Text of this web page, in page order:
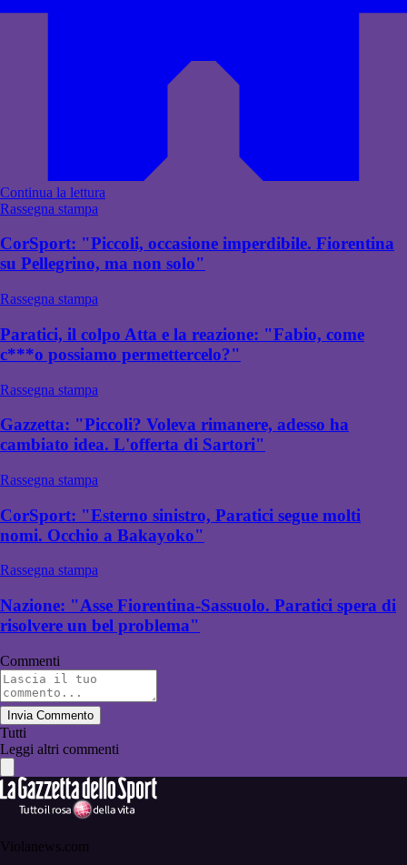
Continua la lettura
Rassegna stampa
CorSport: "Piccoli, occasione imperdibile. Fiorentina
su Pellegrino, ma non solo"
Rassegna stampa
Paratici, il colpo Atta e la reazione: "Fabio, come
c***o possiamo permettercelo?"
Rassegna stampa
Gazzetta: "Piccoli? Voleva rimanere, adesso ha
cambiato idea. L'offerta di Sartori"
Rassegna stampa
CorSport: "Esterno sinistro, Paratici segue molti
nomi. Occhio a Bakayoko"
Rassegna stampa
Nazione: "Asse Fiorentina-Sassuolo. Paratici spera di
risolvere un bel problema"
Commenti
Invia Commento
Tutti
Leggi altri commenti
Violanews.com